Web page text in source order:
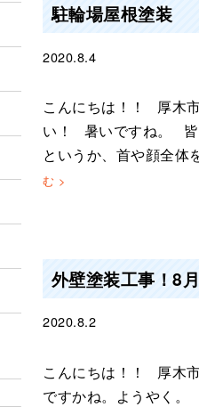
駐輪場屋根塗装
2020.8.4
こんにちは！！ 厚木
い！ 暑いですね。 皆
というか、首や顔全体
む >
外壁塗装工事！8
2020.8.2
こんにちは！！ 厚木
ですかね。ようやく